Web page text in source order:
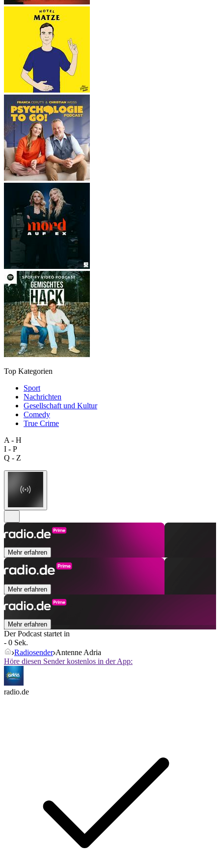
Top Kategorien
Sport
Nachrichten
Gesellschaft und Kultur
Comedy
True Crime
A - H
I - P
Q - Z
Mehr erfahren
Mehr erfahren
Mehr erfahren
Der Podcast startet in
- 0 Sek.
Radiosender Antenne Adria
Höre diesen Sender kostenlos in der App:
radio.de